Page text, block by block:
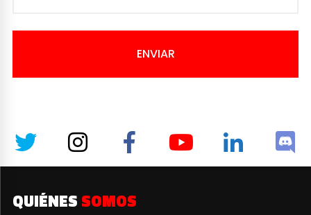
ENVIAR
QUIÉNES SOMOS